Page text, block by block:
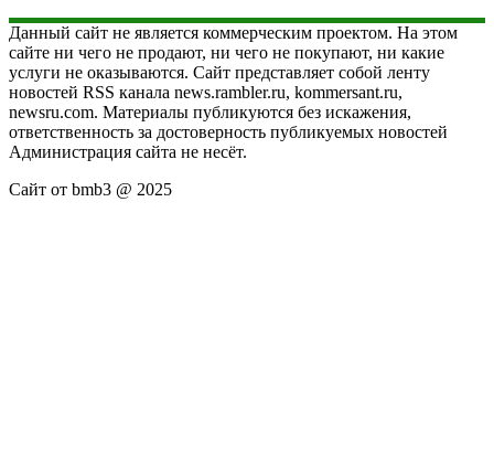
Данный сайт не является коммерческим проектом. На этом
сайте ни чего не продают, ни чего не покупают, ни какие
услуги не оказываются. Сайт представляет собой ленту
новостей RSS канала news.rambler.ru, kommersant.ru,
newsru.com. Материалы публикуются без искажения,
ответственность за достоверность публикуемых новостей
Администрация сайта не несёт.
Сайт от bmb3 @ 2025